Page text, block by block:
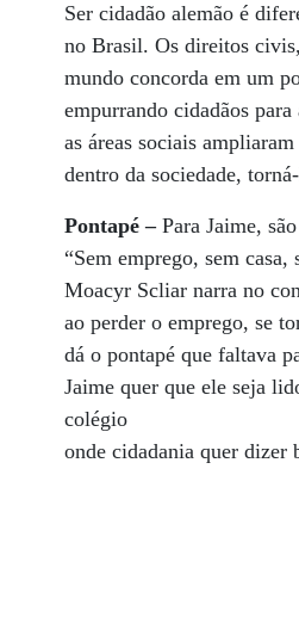
Ser cidadão alemão é
no Brasil. Os direitos
mundo concorda em um
empurrando cidadãos
as áreas sociais
dentro da sociedade,
Pontapé –Para Jaime,
“Sem emprego, sem
Moacyr Scliar narra no
ao perder o emprego, se
dá o pontapé que faltava
Jaime quer que ele seja
colégio
onde cidadania quer dizer